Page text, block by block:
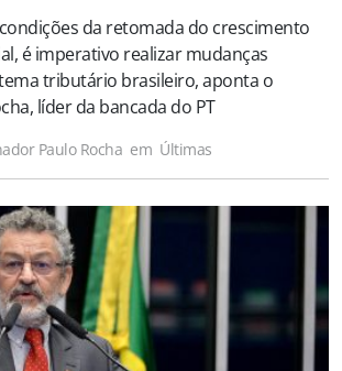
da retomada do crescimento
é imperativo realizar mudanças
tributário brasileiro, aponta o
líder da bancada do PT
Paulo Rocha em Últimas